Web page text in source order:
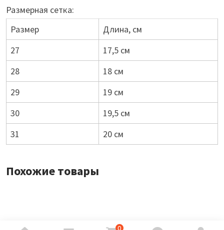
Размерная сетка:
Размер
Длина, см
27
17,5 см
28
18 см
29
19 см
30
19,5 см
31
20 см
Похожие товары
0